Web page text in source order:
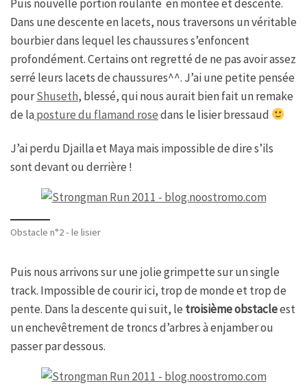
Puis nouvelle portion roulante en montée et descente.
Dans une descente en lacets, nous traversons un véritable
bourbier dans lequel les chaussures s’enfoncent
profondément. Certains ont regretté de ne pas avoir assez
serré leurs lacets de chaussures^^. J’ai une petite pensée
pourShuseth, blessé, qui nous aurait bien fait un remake
de laposture du flamand rosedans le lisier bressaud
J’ai perdu Djailla et Maya mais impossible de dire s’ils
sont devant ou derrière !
Obstacle n°2 - le lisier
Puis nous arrivons sur une jolie grimpette sur un single
track. Impossible de courir ici, trop de monde et trop de
pente. Dans la descente qui suit, letroisième obstacleest
un enchevêtrement de troncs d’arbres à enjamber ou
passer par dessous.